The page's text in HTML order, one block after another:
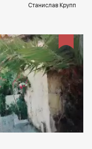
Станислав Крупп
ekb.rakovgallery.ru